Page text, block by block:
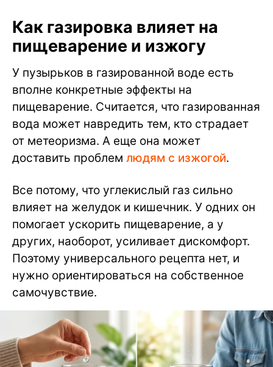
Как газировка влияет на
пищеварение и изжогу
У пузырьков в газированной воде есть
вполне конкретные эффекты на
пищеварение. Считается, что газированная
вода может навредить тем, кто страдает
от метеоризма. А еще она может
доставить проблем людям с изжогой.
Все потому, что углекислый газ сильно
влияет на желудок и кишечник. У одних он
помогает ускорить пищеварение, а у
других, наоборот, усиливает дискомфорт.
Поэтому универсального рецепта нет, и
нужно ориентироваться на собственное
самочувствие.